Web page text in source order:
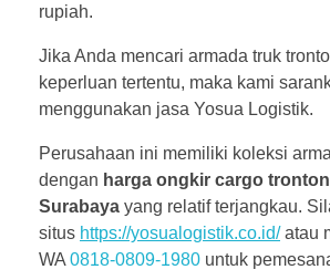
rupiah.
Jika Anda mencari armada truk
keperluan tertentu, maka kami
menggunakan jasa Yosua Logistik.
Perusahaan ini memiliki koleksi
dengan harga ongkir cargo tronton
Surabaya yang relatif terjangkau.
situs https://yosualogistik.co.id/atau
WA 0818-0809-1980 untuk